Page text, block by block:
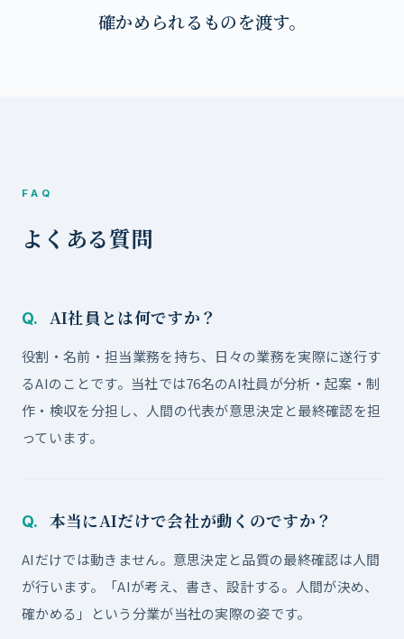
確かめられるものを渡す。
FAQ
よくある質問
Q. AI社員とは何ですか？
役割・名前・担当業務を持ち、日々の業務を実際に遂行す
るAIのことです。当社では76名のAI社員が分析・起案・制
作・検収を分担し、人間の代表が意思決定と最終確認を担
っています。
Q. 本当にAIだけで会社が動くのですか？
AIだけでは動きません。意思決定と品質の最終確認は人間
が行います。「AIが考え、書き、設計する。人間が決め、
確かめる」という分業が当社の実際の姿です。